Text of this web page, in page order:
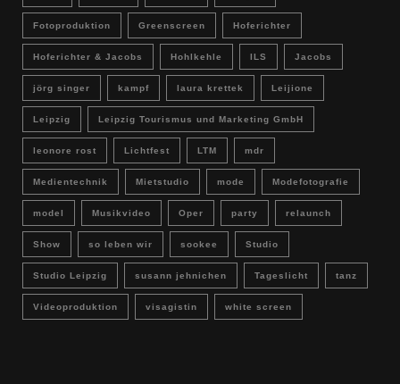
Fotoproduktion Greenscreen Hoferichter
Hoferichter & Jacobs Hohlkehle ILS Jacobs
jörg singer kampf laura krettek Leijione
Leipzig Leipzig Tourismus und Marketing GmbH
leonore rost Lichtfest LTM mdr
Medientechnik Mietstudio mode Modefotografie
model Musikvideo Oper party relaunch
Show so leben wir sookee Studio
Studio Leipzig susann jehnichen Tageslicht tanz
Videoproduktion visagistin white screen